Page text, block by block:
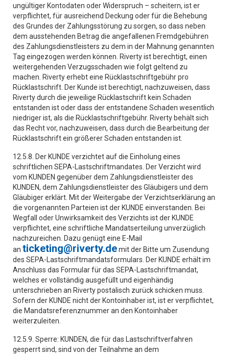
ungültiger Kontodaten oder Widerspruch – scheitern, ist er
verpflichtet, für ausreichend Deckung oder für die Behebung
des Grundes der Zahlungsstörung zu sorgen, so dass neben
dem ausstehenden Betrag die angefallenen Fremdgebühren
des Zahlungsdienstleisters zu dem in der Mahnung genannten
Tag eingezogen werden können. Riverty ist berechtigt, einen
weitergehenden Verzugsschaden wie folgt geltend zu
machen. Riverty erhebt eine Rücklastschriftgebühr pro
Rücklastschrift. Der Kunde ist berechtigt, nachzuweisen, dass
Riverty durch die jeweilige Rücklastschrift kein Schaden
entstanden ist oder dass der entstandene Schaden wesentlich
niedriger ist, als die Rücklastschriftgebühr. Riverty behält sich
das Recht vor, nachzuweisen, dass durch die Bearbeitung der
Rücklastschrift ein größerer Schaden entstanden ist.
12.5.8. Der KUNDE verzichtet auf die Einholung eines
schriftlichen SEPA-Lastschriftmandates. Der Verzicht wird
vom KUNDEN gegenüber dem Zahlungsdienstleister des
KUNDEN, dem Zahlungsdienstleister des Gläubigers und dem
Gläubiger erklärt. Mit der Weitergabe der Verzichtserklärung an
die vorgenannten Parteien ist der KUNDE einverstanden. Bei
Wegfall oder Unwirksamkeit des Verzichts ist der KUNDE
verpflichtet, eine schriftliche Mandatserteilung unverzüglich
nachzureichen. Dazu genügt eine E-Mail
an ticketing@riverty.demit der Bitte um Zusendung
des SEPA-Lastschriftmandatsformulars. Der KUNDE erhält im
Anschluss das Formular für das SEPA-Lastschriftmandat,
welches er vollständig ausgefüllt und eigenhändig
unterschrieben an Riverty postalisch zurück schicken muss.
Sofern der KUNDE nicht der Kontoinhaber ist, ist er verpflichtet,
die Mandatsreferenznummer an den Kontoinhaber
weiterzuleiten.
12.5.9. Sperre: KUNDEN, die für das Lastschriftverfahren
gesperrt sind, sind von der Teilnahme an dem